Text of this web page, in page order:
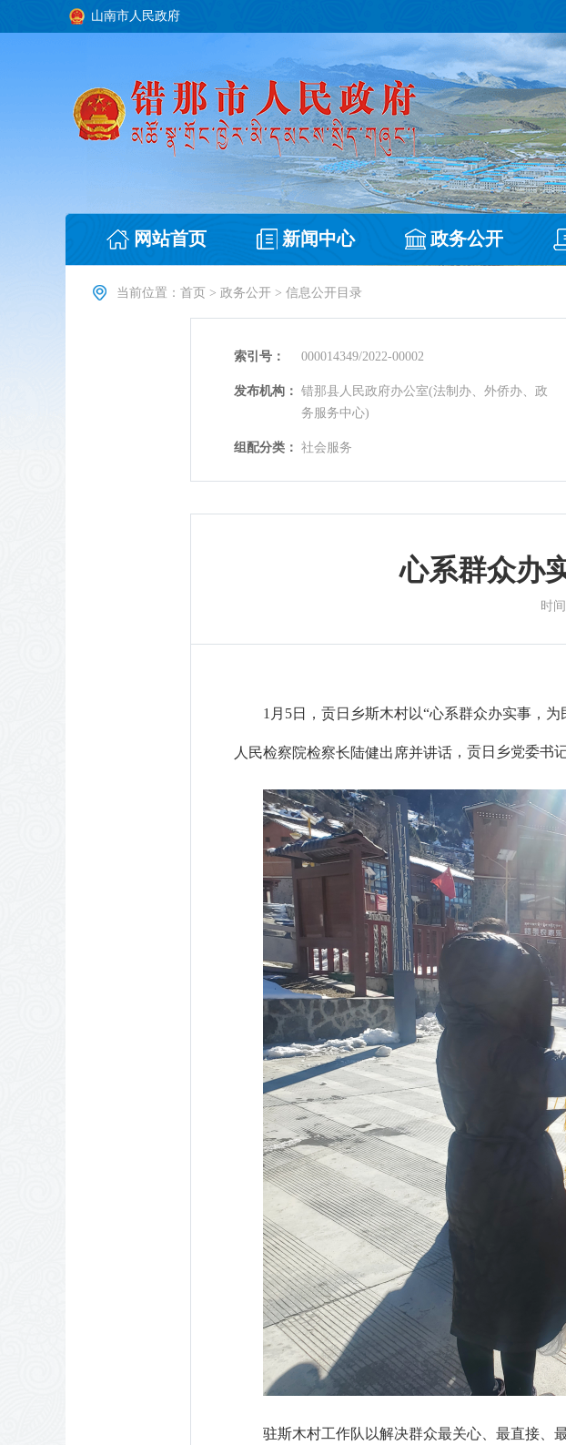
山南市人民政府
网站首页 新闻中心 政务公开
当前位置： 首页 > 政务公开 > 信息公开目录
索引号： 000014349/2022-00002
发布机构： 错那县人民政府办公室(法制办、外侨办、政
务服务中心)
组配分类： 社会服务
心系群众办
时间
1月5日，贡日乡斯木村以“心系群众办实事，
人民检察院检察长陆健出席并讲话 ，贡日乡党委书
驻斯木村工作队以解决群众最关心、最直接、